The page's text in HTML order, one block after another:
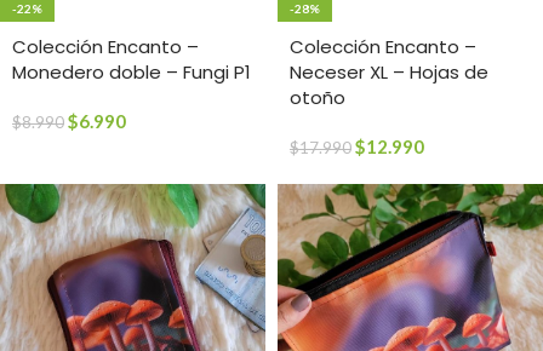
-22%
Colección Encanto –
Monedero doble – Fungi P1
$8.990$6.990
-28%
Colección Encanto –
Neceser XL – Hojas de
otoño
$17.990$12.990